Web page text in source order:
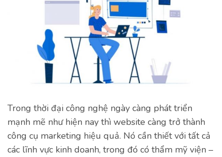
Trong thời đại công nghệ ngày càng phát triển
mạnh mẽ như hiện nay thì website càng trở thành
công cụ marketing hiệu quả. Nó cần thiết với tất cả
các lĩnh vực kinh doanh, trong đó có thẩm mỹ viện –